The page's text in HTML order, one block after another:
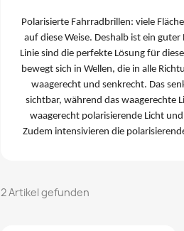
Polarisierte Fahrradbrillen: viele
auf diese Weise. Deshalb ist ein
Linie sind die perfekte Lösung für
bewegt sich in Wellen, die in alle
waagerecht und senkrecht. Das
sichtbar, während das waagerechte
waagerecht polarisierende Licht
Zudem intensivieren die
2 Artikel gefunden